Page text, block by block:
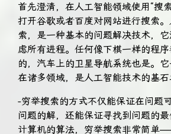
首先澄清，在人工智能领域使用“搜
打开谷歌或者百度对网站进行搜索
索，是一种基本的问题解决技术，
虑所有进程。任何像下棋一样的程
的，汽车上的卫星导航系统也是。
在诸多领域，是人工智能技术的基石
-穷举搜索的方式不仅能保证在问题
问题的解，还能保证寻找到问题的
计算机的算法，穷举搜索非常简单